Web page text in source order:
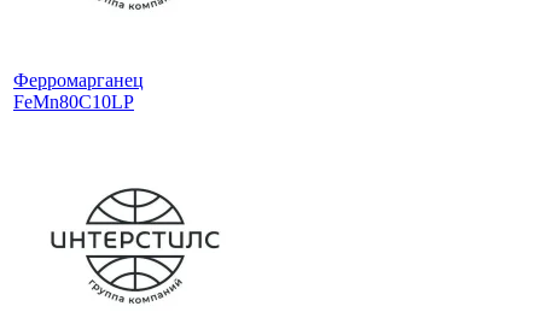
Ферромарганец
FeMn80C10LP